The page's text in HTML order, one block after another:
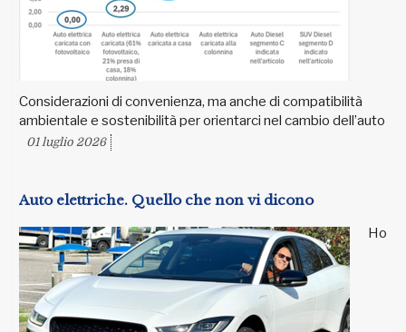
Considerazioni di convenienza, ma anche di compatibilità
ambientale e sostenibilità per orientarci nel cambio dell’auto
01 luglio 2026
Auto elettriche. Quello che non vi dicono
Ho